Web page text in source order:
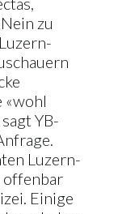
zu
«wohl
YB-
Luzern-
offenbar
Einige